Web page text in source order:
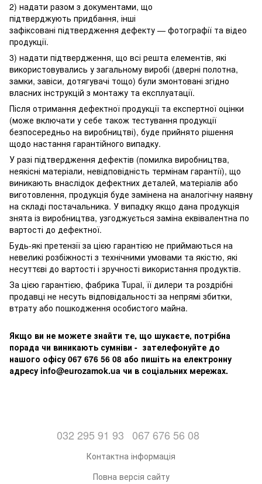
2) надати разом з документами, що
підтверджують придбання, інші
зафіксовані підтвердження дефекту — фотографії та відео
продукції.
3) надати підтвердження, що всі решта елементів, які
використовувались у загальному виробі (дверні полотна,
замки, завіси, дотягувачі тощо) були змонтовані згідно
власних інструкцій з монтажу та експлуатації.
Після отримання дефектної продукції та експертної оцінки
(може включати у себе також тестування продукції
безпосередньо на виробництві), буде прийнято рішення
щодо настання гарантійного випадку.
У разі підтвердження дефектів (помилка виробництва,
неякісні матеріали, невідповідність термінам гарантії), що
виникають внаслідок дефектних деталей, матеріалів або
виготовлення, продукція буде замінена на аналогічну наявну
на складі постачальника. У випадку якщо дана продукція
знята із виробництва, узгоджується заміна еквівалентна по
вартості до дефектної.
Будь-які претензії за цією гарантією не приймаються на
невеликі розбіжності з технічними умовами та якістю, які
несуттєві до вартості і зручності використання продуктів.
За цією гарантією, фабрика Tupai, її дилери та роздрібні
продавці не несуть відповідальності за непрямі збитки,
втрату або пошкодження особистого майна.
Якщо ви не можете знайти те, що шукаєте, потрібна
порада чи виникають сумніви - зателефонуйте до
нашого офісу 067 676 56 08 або пишіть на електронну
адресу info@eurozamok.ua чи в соціальних мережах.
032 295 91 93 067 676 56 08
Контактна інформація
Повна версія сайту